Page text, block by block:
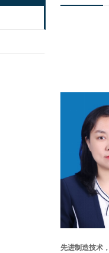
先进制造技术